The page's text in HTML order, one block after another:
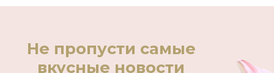
Не пропусти самые
вкусные новости